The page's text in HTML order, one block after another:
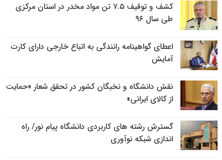
کشف و توقیف ۷.۵ تن مواد مخدر در استان مرکزی
طی سال ۹۶
اعطای گواهینامه رانندگی به اتباع خارجی دارای کارت
آمایش
نقش دانشگاه و نخبگان کشور در تحقق شعار «حمایت
از کالای ایرانی»
گسترش رشته های کاربردی دانشگاه پیام نور/ راه
اندازی شبکه نوآوری